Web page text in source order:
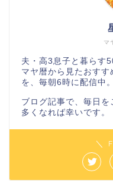
マ
夫・高3息子と暮らす
マヤ暦から見たおすす
を、毎朝6時に配信中。
ブログ記事で、毎日
多くなれば幸いです。
＼